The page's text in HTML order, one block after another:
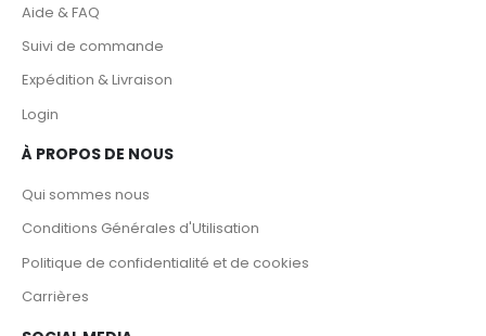
Aide & FAQ
Suivi de commande
Expédition & Livraison
Login
À PROPOS DE NOUS
Qui sommes nous
Conditions Générales d'Utilisation
Politique de confidentialité et de cookies
Carrières